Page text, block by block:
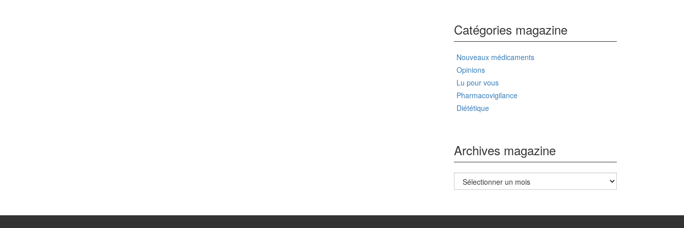
Catégories magazine
Nouveaux médicaments
Opinions
Lu pour vous
Pharmacovigilance
Diététique
Archives magazine
Archives
magazine